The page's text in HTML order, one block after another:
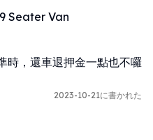
Seater Van
時，還車退押金一點也不囉
2023-10-21に書かれた